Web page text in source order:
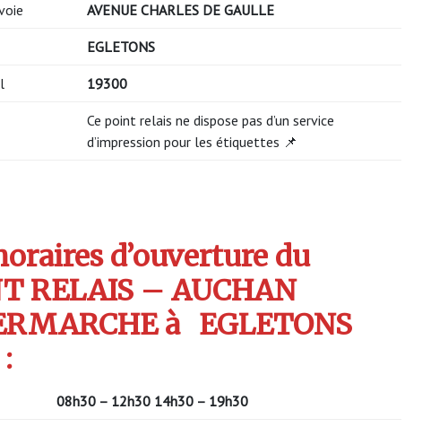
AVENUE CHARLES DE GAULLE
EGLETONS
19300
Ce point relais ne dispose pas d’un service
d’impression pour les étiquettes 📌
d’ouverture du
RELAIS – AUCHAN
à EGLETONS
08h30 – 12h30 14h30 – 19h30